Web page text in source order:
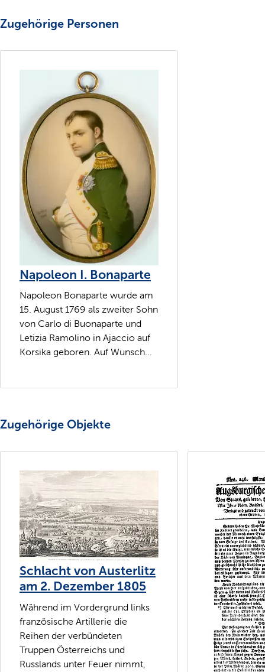
Zugehörige Personen
Napoleon I. Bonaparte
Napoleon Bonaparte wurde am
15. August 1769 als zweiter Sohn
von Carlo di Buonaparte und
Letizia Ramolino in Ajaccio auf
Korsika geboren. Auf Wunsch...
Zugehörige Objekte
Schlacht von Austerlitz
am 2. Dezember 1805
Während im Vordergrund links
französische Artillerie die
Reihen der verbündeten
Truppen Österreichs und
Russlands unter Feuer nimmt,